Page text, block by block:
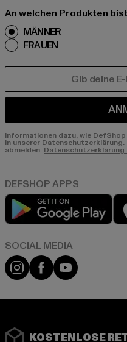
An welchen Produkten
MÄNNER
FRAUEN
Informationen dazu, wie
in unserer
abmelden. Datenschutzerklärung
Instagram
FacebookYouTube
KOSTENLOSE